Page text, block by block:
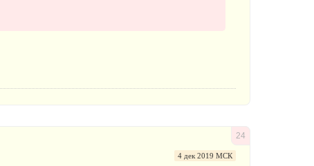
24
4 дек 2019 МСК